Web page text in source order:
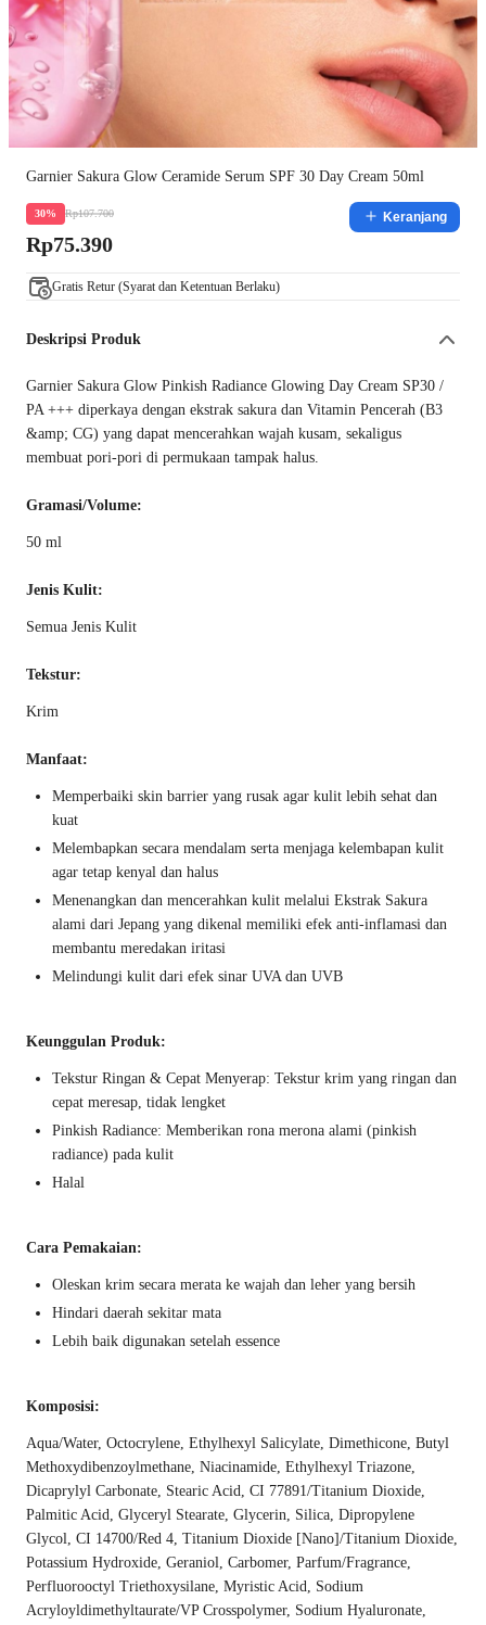
Garnier Sakura Glow Ceramide Serum SPF 30 Day Cream 50ml
30% Rp107.700
Rp75.390
Keranjang
Gratis Retur (Syarat dan Ketentuan Berlaku)
Deskripsi Produk
Garnier Sakura Glow Pinkish Radiance Glowing Day Cream SP30 /
PA +++ diperkaya dengan ekstrak sakura dan Vitamin Pencerah (B3
&amp; CG) yang dapat mencerahkan wajah kusam, sekaligus
membuat pori-pori di permukaan tampak halus.
Gramasi/Volume:
50 ml
Jenis Kulit:
Semua Jenis Kulit
Tekstur:
Krim
Manfaat:
Memperbaiki skin barrier yang rusak agar kulit lebih sehat dan
kuat
Melembapkan secara mendalam serta menjaga kelembapan kulit
agar tetap kenyal dan halus
Menenangkan dan mencerahkan kulit melalui Ekstrak Sakura
alami dari Jepang yang dikenal memiliki efek anti-inflamasi dan
membantu meredakan iritasi
Melindungi kulit dari efek sinar UVA dan UVB
Keunggulan Produk:
Tekstur Ringan & Cepat Menyerap: Tekstur krim yang ringan dan
cepat meresap, tidak lengket
Pinkish Radiance: Memberikan rona merona alami (pinkish
radiance) pada kulit
Halal
Cara Pemakaian:
Oleskan krim secara merata ke wajah dan leher yang bersih
Hindari daerah sekitar mata
Lebih baik digunakan setelah essence
Komposisi:
Aqua/Water, Octocrylene, Ethylhexyl Salicylate, Dimethicone, Butyl
Methoxydibenzoylmethane, Niacinamide, Ethylhexyl Triazone,
Dicaprylyl Carbonate, Stearic Acid, CI 77891/Titanium Dioxide,
Palmitic Acid, Glyceryl Stearate, Glycerin, Silica, Dipropylene
Glycol, CI 14700/Red 4, Titanium Dioxide [Nano]/Titanium Dioxide,
Potassium Hydroxide, Geraniol, Carbomer, Parfum/Fragrance,
Perfluorooctyl Triethoxysilane, Myristic Acid, Sodium
Acryloyldimethyltaurate/VP Crosspolymer, Sodium Hyaluronate,